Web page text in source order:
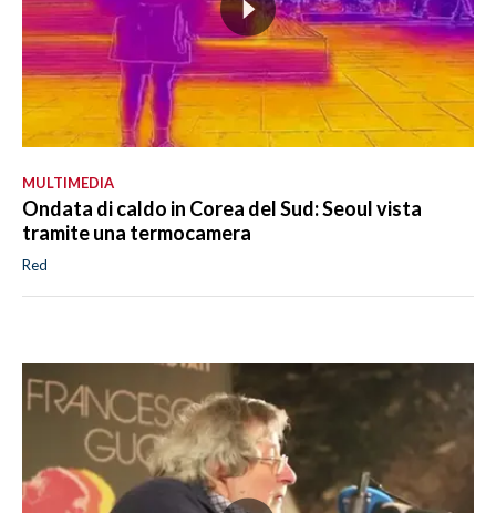
MULTIMEDIA
Ondata di caldo in Corea del Sud: Seoul vista
tramite una termocamera
Red